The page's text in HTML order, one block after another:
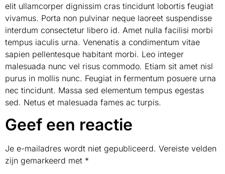
elit ullamcorper dignissim cras tincidunt lobortis feugiat
vivamus. Porta non pulvinar neque laoreet suspendisse
interdum consectetur libero id. Amet nulla facilisi morbi
tempus iaculis urna. Venenatis a condimentum vitae
sapien pellentesque habitant morbi. Leo integer
malesuada nunc vel risus commodo. Etiam sit amet nisl
purus in mollis nunc. Feugiat in fermentum posuere urna
nec tincidunt. Massa sed elementum tempus egestas
sed. Netus et malesuada fames ac turpis.
Geef een reactie
Je e-mailadres wordt niet gepubliceerd. Vereiste velden
zijn gemarkeerd met *